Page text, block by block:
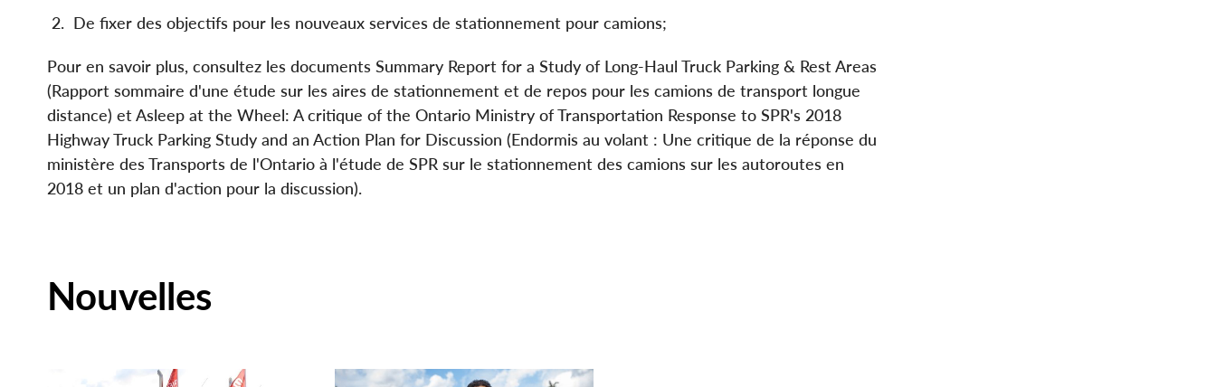
De fixer des objectifs pour les nouveaux services de stationnement pour camions;
Pour en savoir plus, consultez les documents Summary Report for a Study of Long-Haul Truck Parking & Rest Areas
(Rapport sommaire d'une étude sur les aires de stationnement et de repos pour les camions de transport longue
distance) et Asleep at the Wheel: A critique of the Ontario Ministry of Transportation Response to SPR's 2018
Highway Truck Parking Study and an Action Plan for Discussion (Endormis au volant : Une critique de la réponse du
ministère des Transports de l'Ontario à l'étude de SPR sur le stationnement des camions sur les autoroutes en
2018 et un plan d'action pour la discussion).
Nouvelles
NOUVELLE